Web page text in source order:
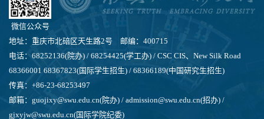
微信公众号
地址：重庆市北碚区天生路2号 邮编：400715
电话：68252136(院办) / 68254425(学工办) / CSC CIS、New Silk Road
68366001 68367823(国际学生招生) / 68366189(中国研究生招生)
传真：+86-23-68253497
邮箱：guojixy@swu.edu.cn(院办) / admission@swu.edu.cn(招办) /
gjxyjw@swu.edu.cn(国际学院纪委)